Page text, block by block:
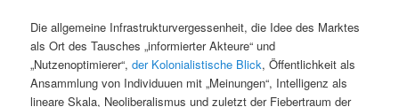
Die allgemeine Infrastrukturvergessenheit, die Idee des Marktes
als Ort des Tausches „informierter Akteure“ und
„Nutzenoptimierer“,der Kolonialistische Blick, Öffentlichkeit als
Ansammlung von Individuuen mit „Meinungen“, Intelligenz als
lineare Skala, Neoliberalismus und zuletzt der Fiebertraum der